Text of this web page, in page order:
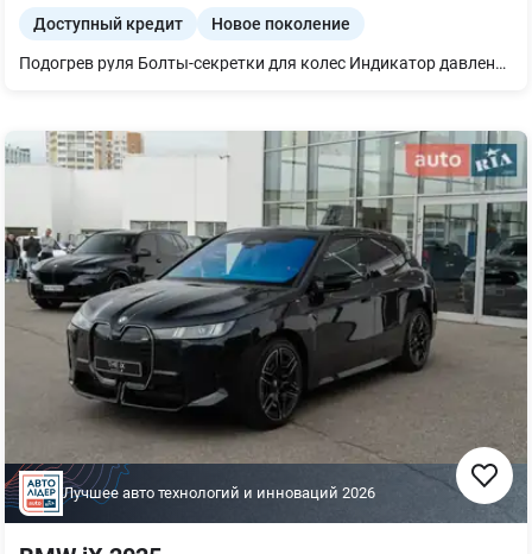
Доступный кредит Новое поколение
Подогрев руля Болты-секретки для колес Индикатор давления в шинах Запасное колесо-докатка Противоугонная система со сканером салона Солнцезащитное остекление Знак аварийной остановки и аптечка Подогрев передних сидений Кабель для быстрой зарядки на зарядных станциях (режим 3) 4Зарядное устройство для быстрой зарядки переменного тока (AC) Рассеянное освещение салона Driving Assistant Plus Помощь при парковке Professional Teleservices Юридический экстренный вызов Пакет Connected неограниченный Беспроводная зарядка с охлаждением устройства Пакет "M Sport Pro" M спортивные передние сиденья BMW Iconic Glow M Sport тормоза с красными суппортами М пасха безопасности M Sport экстерьер M Sport интерьер Специальный дополнительный контент пакета M Sport Pro Пакет опций `Professional` Автоматический климат-контроль Акустическая система `HiFi Harman Kardon`
Лучшее авто технологий и инноваций 2026